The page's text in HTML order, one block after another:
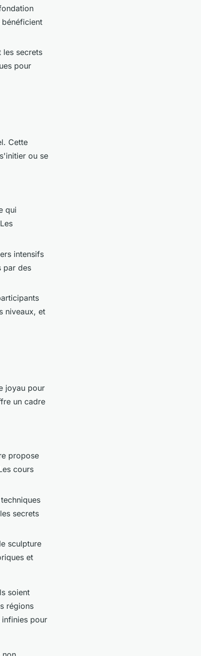
les secrets
pour
Cette
ou se
qui
intensifs
par des
niveaux, et
joyau pour
un cadre
propose
cours
secrets
sculpture
et
soient
régions
pour